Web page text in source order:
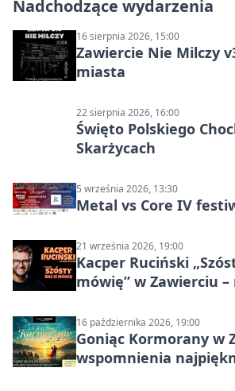
Nadchodzące wydarzenia
16 sierpnia 2026, 15:00
Zawiercie Nie Milczy
miasta
22 sierpnia 2026, 16:00
Święto Polskiego
Skarżycach
5 września 2026, 13:30
Metal vs Core IV
21 września 2026, 19:00
Kacper Ruciński
mówię” w Zawierciu
16 października 2026, 19:00
Goniąc Kormorany w
wspomnienia